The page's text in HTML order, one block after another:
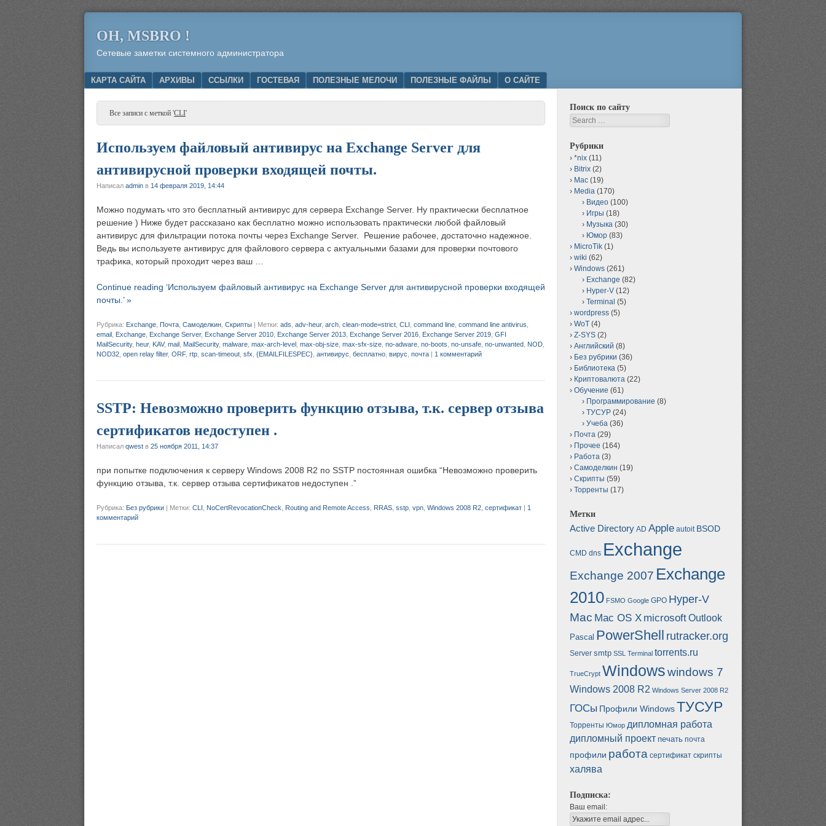
OH, MSBRO !
Сетевые заметки системного администратора
Menu
SKIP TO CONTENT
КАРТА САЙТА АРХИВЫ ССЫЛКИ ГОСТЕВАЯ ПОЛЕЗНЫЕ МЕЛОЧИ ПОЛЕЗНЫЕ ФАЙЛЫ О САЙТЕ
Все записи с меткой 'CLI'
Используем файловый антивирус на Exchange Server для
антивирусной проверки входящей почты.
Написал admin в 14 февраля 2019, 14:44
Можно подумать что это бесплатный антивирус для сервера Exchange Server. Ну практически бесплатное
решение ) Ниже будет рассказано как бесплатно можно использовать практически любой файловый
антивирус для фильтрации потока почты через Exchange Server. Решение рабочее, достаточно надежное.
Ведь вы используете антивирус для файлового сервера с актуальными базами для проверки почтового
трафика, который проходит через ваш …
Continue reading ‘Используем файловый антивирус на Exchange Server для антивирусной проверки входящей
почты.’ »
Рубрика: Exchange Почта Самоделкин Скрипты | Метки: ads adv-heur, arch clean-mode=strict CLI command line command line antivirus
email Exchange Exchange Server, Exchange Server 2010 Exchange Server 2013 Exchange Server 2016 Exchange Server 2019 GFI
MailSecurity, heur, KAV, mail MailSecurity, malware max-arch-level max-obj-size max-sfx-size no-adware no-boots no-unsafe no-unwanted NOD
NOD32 open relay filter, ORF, rtp scan-timeout sfx {EMAILFILESPEC} антивирус бесплатно вирус почта | 1 комментарий
SSTP: Невозможно проверить функцию отзыва, т.к. сервер отзыва
сертификатов недоступен .
Написал qwest в 25 ноября 2011, 14:37
при попытке подключения к серверу Windows 2008 R2 по SSTP постоянная ошибка “Невозможно проверить
функцию отзыва, т.к. сервер отзыва сертификатов недоступен .”
Рубрика: Без рубрики | Метки: CLI NoCertRevocationCheck Routing and Remote Access RRAS sstp vpn Windows 2008 R2 сертификат | 1
комментарий
Поиск по сайту
Search
Рубрики
*nix (11)
Bitrix (2)
Mac (19)
Media (170)
Видео (100)
Игры (18)
Музыка (30)
Юмор (83)
MicroTik (1)
wiki (62)
Windows (261)
Exchange (82)
Hyper-V (12)
Terminal (5)
wordpress (5)
WoT (4)
Z-SYS (2)
Английский (8)
Без рубрики (36)
Библиотека (5)
Криптовалюта (22)
Обучение (61)
Программирование (8)
ТУСУР (24)
Учеба (36)
Почта (29)
Прочее (164)
Работа (3)
Самоделкин (19)
Скрипты (59)
Торренты (17)
Метки
Active Directory AD Apple autoit BSOD
CMD dns Exchange
Exchange 2007 Exchange
2010 FSMO Google GPO Hyper-V
Mac Mac OS X microsoftOutlook
Pascal PowerShell rutracker.org
Server smtp SSL Terminal torrents.ru
TrueCrypt Windowswindows 7
Windows 2008 R2 Windows Server 2008 R2
ГОСы Профили WindowsТУСУР
Торренты Юмор дипломная работа
дипломный проект печать почта
профили работа сертификат скрипты
халява
Подписка:
Ваш email: